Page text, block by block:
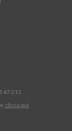
67 211
clicca qui